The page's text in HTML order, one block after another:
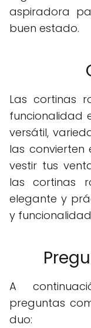
aspiradora
buen estado.
Las cortinas
funcionalidad
versátil,
las
vestir tus
las cortinas
elegante y
y
A
preguntas
duo: